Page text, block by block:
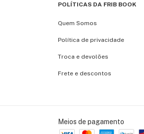
POLÍTICAS DA FRIB BOOK
Quem Somos
Política de privacidade
Troca e devolões
Frete e descontos
Meios de pagamento